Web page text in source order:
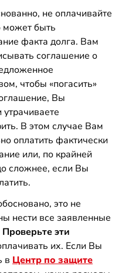
не оплачивайте
может быть
факта долга. Вам
соглашение о
чтобы «погасить»
Вы
В этом случае Вам
оплатить фактически
или, по крайней
сложнее, если Вы
это не
нести все заявленные
Проверьте эти
их. Если Вы
в Центр по защите